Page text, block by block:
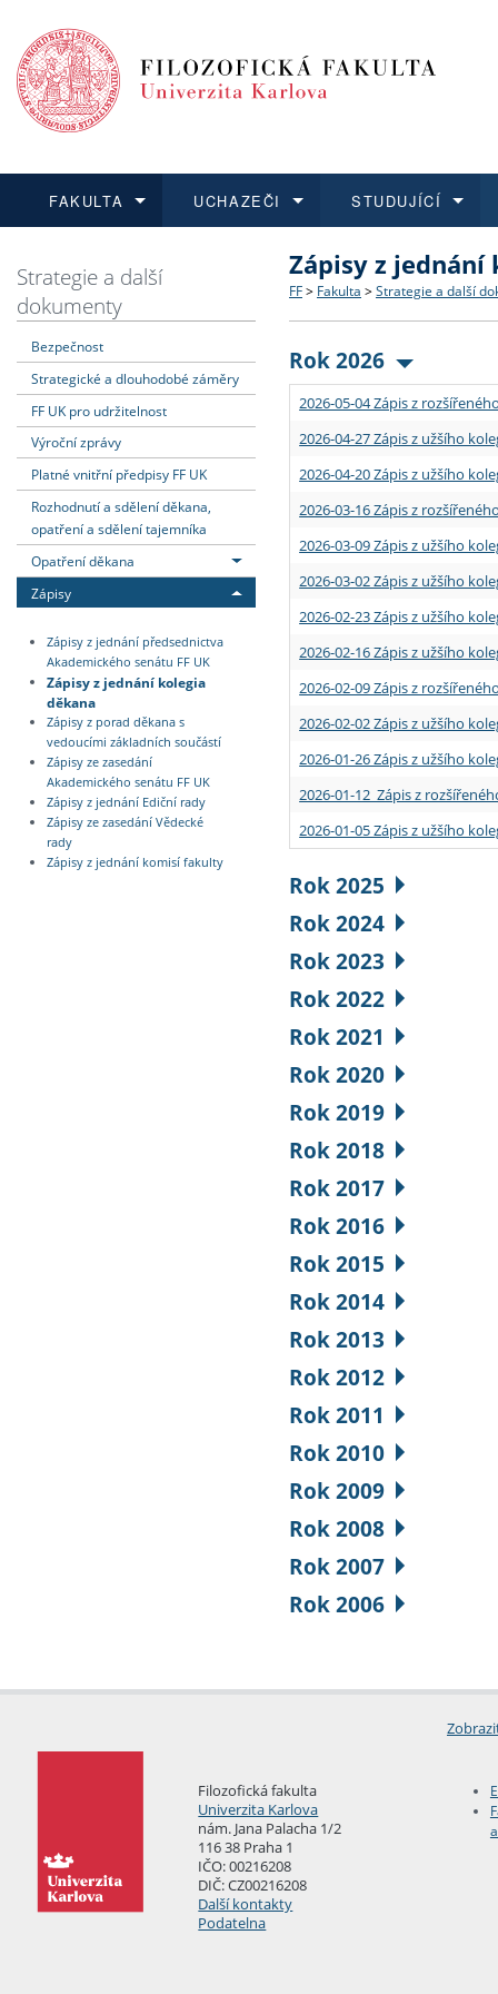
FAKULTA
Dozvědět se více
Struktura a historie
Strategie a další
Podpora a benefity pro
Absolventi fakulty
UCHAZEČI
Podat přihlášku
Co studovat a jak se
Učitelské studijní
Informace k průběhu
STUDUJÍCÍ
Dozvědět se více
Bakalářské a magisterské
Doktorské studium
Rigorózní řízení
Dozvědět se více
O vědě a výzkumu na FF
Akademické kvalifikace
Granty a projekty
Dozvědět se více
Aktuální nabídky a
Vyjíždějící studenti
Přijíždějící studenti
Vyjíždějící zaměstnanci
Strategie a další
dokumenty
Bezpečnost
Strategické a dlouhodobé záměry
FF UK pro udržitelnost
Výroční zprávy
Platné vnitřní předpisy FF UK
Rozhodnutí a sdělení děkana,
opatření a sdělení tajemníka
Opatření děkana
Zápisy
Zápisy z jednání předsednictva
Akademického senátu FF UK
Zápisy z jednání kolegia
děkana
Zápisy z porad děkana s
vedoucími základních součástí
Zápisy ze zasedání
Akademického senátu FF UK
Zápisy z jednání Ediční rady
Zápisy ze zasedání Vědecké
rady
Zápisy z jednání komisí fakulty
Zápisy z jednání
FF > Fakulta > Strategie a další
Rok 2026
2026-05-04 Zápis z
2026-04-27 Zápis z užšího
2026-04-20 Zápis z užšího
2026-03-16 Zápis z
2026-03-09 Zápis z užšího
2026-03-02 Zápis z užšího
2026-02-23 Zápis z užšího
2026-02-16 Zápis z užšího
2026-02-09 Zápis z
2026-02-02 Zápis z užšího
2026-01-26 Zápis z užšího
2026-01-12 Zápis z
2026-01-05 Zápis z užšího
Rok 2025
Rok 2024
Rok 2023
Rok 2022
Rok 2021
Rok 2020
Rok 2019
Rok 2018
Rok 2017
Rok 2016
Rok 2015
Rok 2014
Rok 2013
Rok 2012
Rok 2011
Rok 2010
Rok 2009
Rok 2008
Rok 2007
Rok 2006
Filozofická fakulta
Univerzita Karlova
nám. Jana Palacha 1/2
116 38 Praha 1
IČO: 00216208
DIČ: CZ00216208
Další kontakty
Podatelna